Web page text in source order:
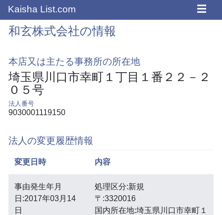
Kaisha List.com ☰
和玄株式会社の情報
本店又は主たる事務所の所在地
埼玉県川口市幸町１丁目１番２２－２
０５号
法人番号
9030001119150
法人の変更履歴情報
変更日時 内容
事由発生年月
日:2017年03月14
日
処理区分:新規
〒:3320016
国内所在地:埼玉県川口市幸町１